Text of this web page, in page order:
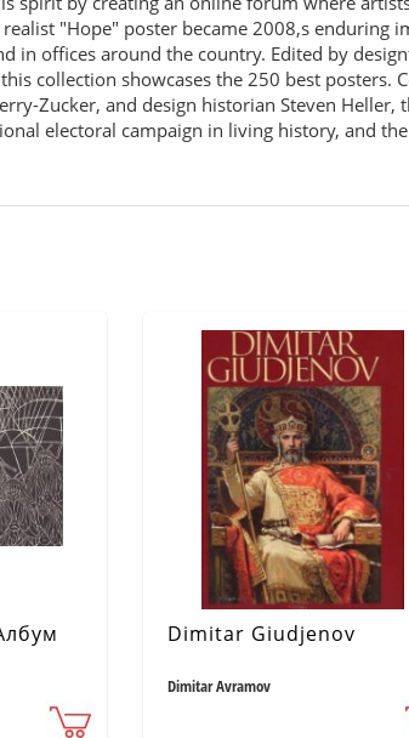
"Hope" poster became 2008,s enduring
in offices around the country. Edited by
collection showcases the 250 best
Zucker, and design historian Steven
electoral campaign in living history, and
Dimitar Giudjenov
Dimitar Avramov